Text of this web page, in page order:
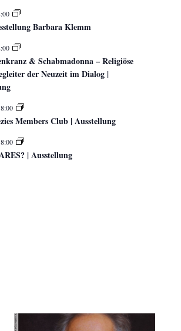
Barbara Klemm
& Schabmadonna – Religiöse
der Neuzeit im Dialog |
Members Club | Ausstellung
| Ausstellung